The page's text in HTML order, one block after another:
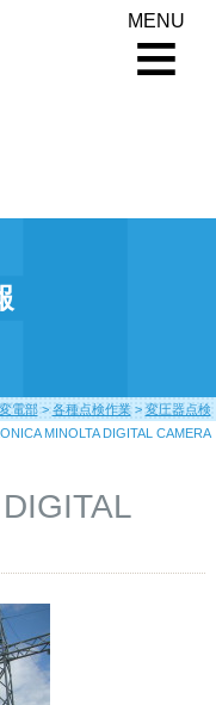
MENU
電部> 各種点検作業> 変圧器点検
MINOLTA DIGITAL CAMERA